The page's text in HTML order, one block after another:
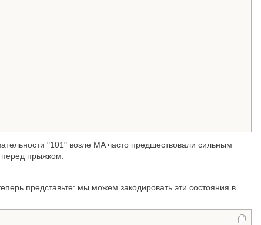
"101" возле MA часто предшествовали сильным
прыжком.
представьте: мы можем закодировать эти состояния в